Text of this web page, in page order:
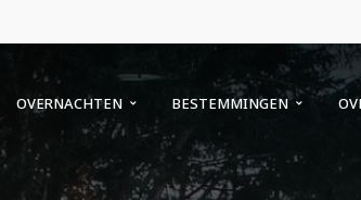
OVERNACHTEN BESTEMMINGEN